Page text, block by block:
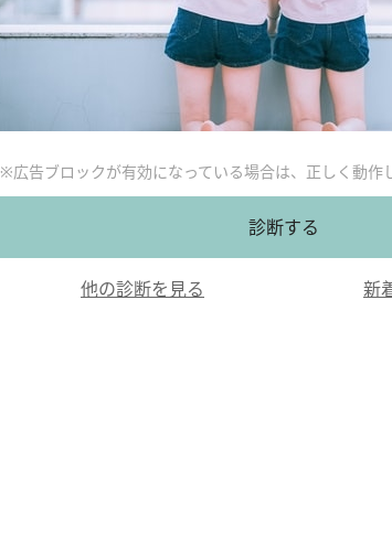
※広告ブロックが有効になっている場合は、正しく動作
診断する
他の診断を見る 新